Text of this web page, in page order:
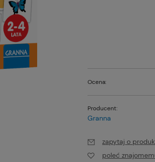
Ocena:
Producent:
Granna
zapytaj o
poleć